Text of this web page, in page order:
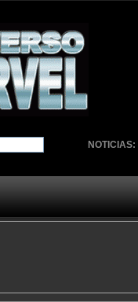
NOTICIAS: